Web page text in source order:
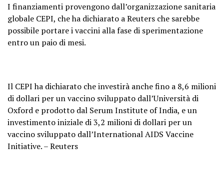
I finanziamenti provengono dall’organizzazione sanitaria
globale CEPI, che ha dichiarato a Reuters che sarebbe
possibile portare i vaccini alla fase di sperimentazione
entro un paio di mesi.
Il CEPI ha dichiarato che investirà anche fino a 8,6 milioni
di dollari per un vaccino sviluppato dall’Università di
Oxford e prodotto dal Serum Institute of India, e un
investimento iniziale di 3,2 milioni di dollari per un
vaccino sviluppato dall’International AIDS Vaccine
Initiative. – Reuters